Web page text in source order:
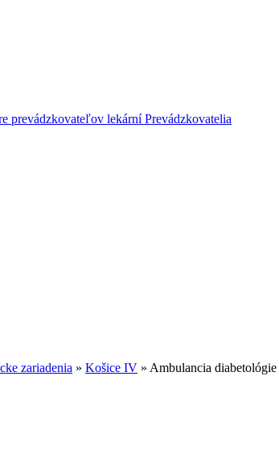
prevádzkovateľov lekární Prevádzkovatelia
zariadenia » Košice IV » Ambulancia